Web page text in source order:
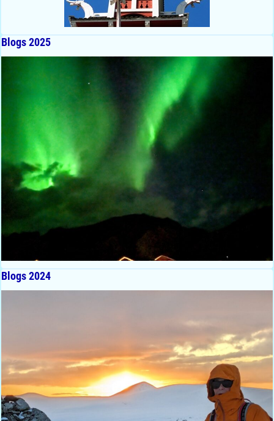
Blogs 2025
Blogs 2024